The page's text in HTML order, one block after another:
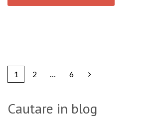
1 2 6
Cautare in blog